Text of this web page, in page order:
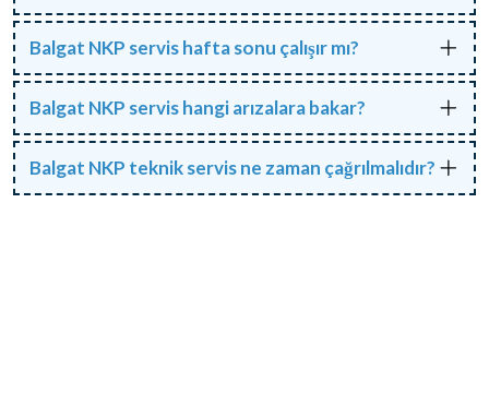
Balgat NKP servis hafta sonu çalışır mı?
Balgat NKP servis hangi arızalara bakar?
Balgat NKP teknik servis ne zaman çağrılmalıdır?